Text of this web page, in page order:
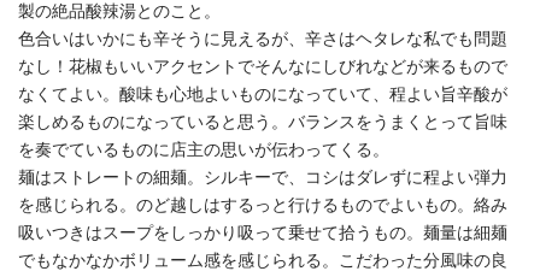
製の絶品酸辣湯とのこと。
色合いはいかにも辛そうに見えるが、辛さはヘタレな私でも問題
なし！花椒もいいアクセントでそんなにしびれなどが来るもので
なくてよい。酸味も心地よいものになっていて、程よい旨辛酸が
楽しめるものになっていると思う。バランスをうまくとって旨味
を奏でているものに店主の思いが伝わってくる。
麺はストレートの細麺。シルキーで、コシはダレずに程よい弾力
を感じられる。のど越しはするっと行けるものでよいもの。絡み
吸いつきはスープをしっかり吸って乗せて拾うもの。麺量は細麺
でもなかなかボリューム感を感じられる。こだわった分風味の良